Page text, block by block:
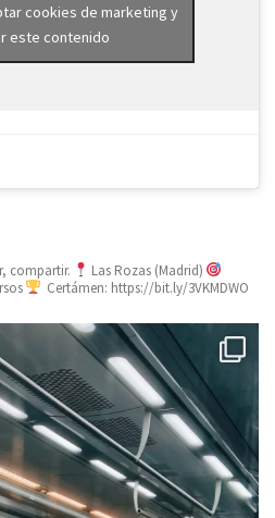
cookies de marketing y
este contenido
compartir.
Las Rozas (Madrid)
Certámen: https://bit.ly/3VKMDWO